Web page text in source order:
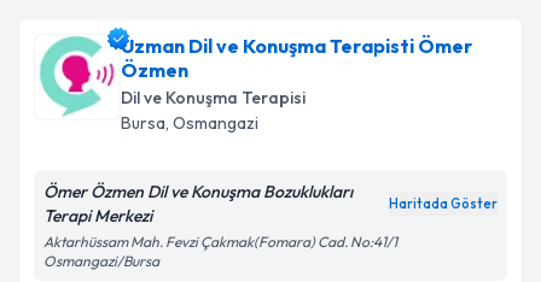
kapsamda işlenmesini kabul ediyorum.
Takvim Talebini Gönder
Uzm. Dr. Özden Mengüiçin randevu takvimi talebi
oluşturun. Size bu uzmandan randevu almanız için bir
takvim hazırlandığında e-posta ile bilgilendireceğiz.
Kişisel verilerimin işlenmesine ilişkin
Uzman Dil ve Konuşma Terapisti Ömer
Özmen
Dil ve Konuşma Terapisi
Bursa, Osmangazi
Ömer Özmen Dil ve Konuşma Bozuklukları
Terapi Merkezi
Haritada Göster
Aktarhüssam Mah. Fevzi Çakmak(Fomara) Cad. No:41/1
Osmangazi/Bursa